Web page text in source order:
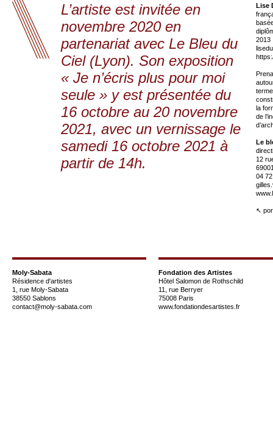
L’artiste est invitée en
novembre 2020 en
partenariat avec Le Bleu du
Ciel (Lyon). Son exposition
« Je n’écris plus pour moi
seule » y est présentée du
16 octobre au 20 novembre
2021, avec un vernissage le
samedi 16 octobre 2021 à
partir de 14h.
Lise
2013
la
de
Le
12
04
↖
Moly-Sabata
Résidence d'artistes
1, rue Moly-Sabata
38550 Sablons
contact@moly-sabata.com
Fondation des Artistes
Hôtel Salomon de Rothschild
11, rue Berryer
75008 Paris
www.fondationdesartistes.fr